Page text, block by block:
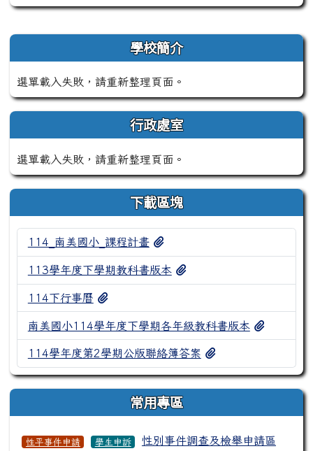
第 3 張，共 5 張
左邊區域內容 學校簡介
選單載入失敗，請重新整理頁面。
行政處室
選單載入失敗，請重新整理頁面。
下載區塊
114_南美國小_課程計畫 114_南美國小_課程計畫
113學年度下學期教科書版本 113學年度下學期教科書
114下行事曆 114下行事曆.pdf
南美國小114學年度下學期各年級教科書版本 南美國小
114學年度第2學期公版聯絡簿答案 114學年度第2學
常用專區
檔案列表
性平事件申請 學生申訴
性別事件調查及檢舉申請區